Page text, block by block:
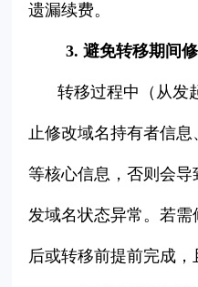
遗漏续费。
3. 避免转移期间
转移过程中（从发
止修改域名持有者信
等核心信息，否则会导
发域名状态异常。若
后或转移前提前完成，